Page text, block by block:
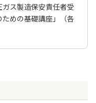
ス製造保安責任者受
めの基礎講座」（各